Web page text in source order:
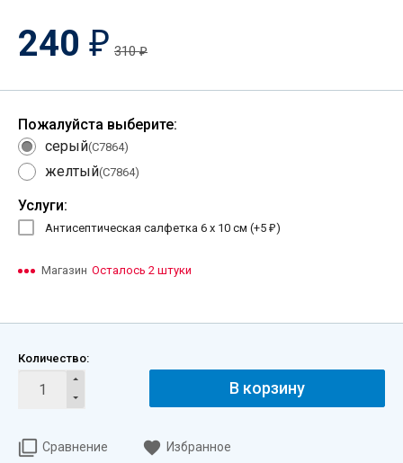
240 ₽ 310₽
Пожалуйста выберите:
серый(C7864)
желтый(C7864)
Услуги:
Антисептическая салфетка 6 х 10 см (+5 ₽)
Магазин Осталось 2 штуки
Количество:
В корзину
Сравнение Избранное